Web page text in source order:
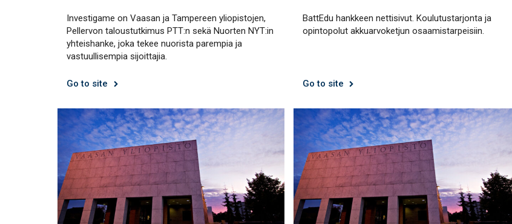
Investigame on Vaasan ja Tampereen yliopistojen,
Pellervon taloustutkimus PTT:n sekä Nuorten NYT:in
yhteishanke, joka tekee nuorista parempia ja
vastuullisempia sijoittajia.
Go to site
BattEdu hankkeen nettisivut. Koulutustarjonta ja
opintopolut akkuarvoketjun osaamistarpeisiin.
Go to site